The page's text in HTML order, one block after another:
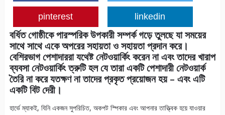
pinterest linkedin
বর্ধিত গোষ্ঠীকে পারস্পরিক উপকারী সম্পর্ক গড়ে তুলছে যা সময়ের
সাথে সাথে একে অপরের সহায়তা ও সহায়তা প্রদান করে।
বেশিরভাগ পেশাদাররা যথেষ্ট নেটওয়ার্কিং করেন না এবং তাদের খারাপ
ব্যবসা নেটওয়ার্কিং ত্রুটি হল যে তারা একটি পেশাদারী নেটওয়ার্ক
তৈরি না করে যতক্ষণ না তাদের প্রকৃত প্রয়োজন হয় – এবং এটি
একটি বিট দেরী।
হার্ভে ম্যাকই, যিনি একজন সুপরিচিত, অকপট স্পিকার এবং আপনার তাত্ত্বিক হয়ে যাওয়ার